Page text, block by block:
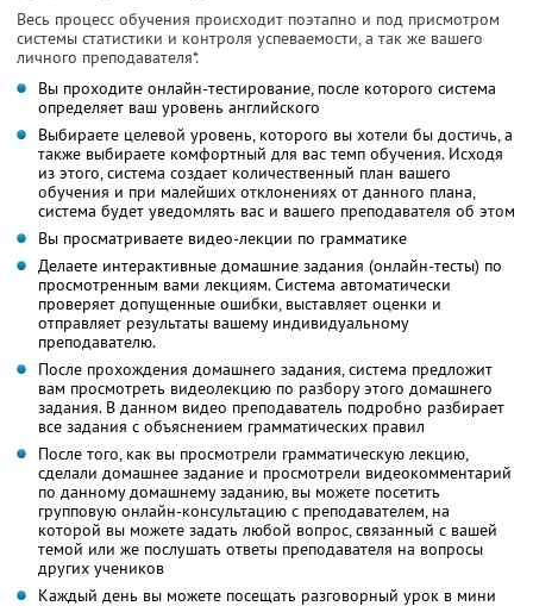
Весь процесс обучения происходит поэтапно и под присмотром
системы статистики и контроля успеваемости, а так же вашего
личного преподавателя*.
Вы проходите онлайн-тестирование, после которого система
определяет ваш уровень английского
Выбираете целевой уровень, которого вы хотели бы достичь, а
также выбираете комфортный для вас темп обучения. Исходя
из этого, система создает количественный план вашего
обучения и при малейших отклонениях от данного плана,
система будет уведомлять вас и вашего преподавателя об этом
Вы просматриваете видео-лекции по грамматике
Делаете интерактивные домашние задания (онлайн-тесты) по
просмотренным вами лекциям. Система автоматически
проверяет допущенные ошибки, выставляет оценки и
отправляет результаты вашему индивидуальному
преподавателю.
После прохождения домашнего задания, система предложит
вам просмотреть видеолекцию по разбору этого домашнего
задания. В данном видео преподаватель подробно разбирает
все задания с объяснением грамматических правил
После того, как вы просмотрели грамматическую лекцию,
сделали домашнее задание и просмотрели видеокомментарий
по данному домашнему заданию, вы можете посетить
групповую онлайн-консультацию с преподавателем, на
которой вы можете задать любой вопрос, связанный с вашей
темой или же послушать ответы преподавателя на вопросы
других учеников
Каждый день вы можете посещать разговорный урок в мини